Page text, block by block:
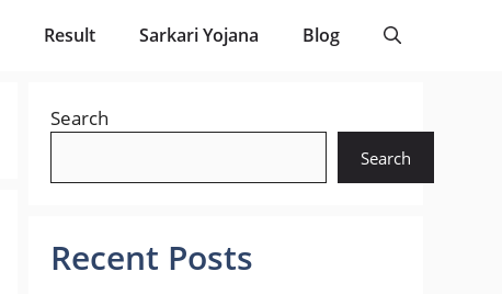
Result Sarkari Yojana Blog
Search
Search
Recent Posts